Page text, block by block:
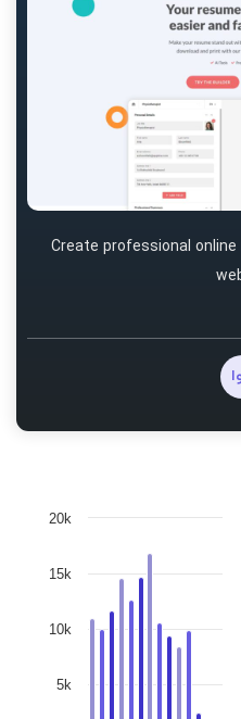
Create professional
5k
10k
15k
20k